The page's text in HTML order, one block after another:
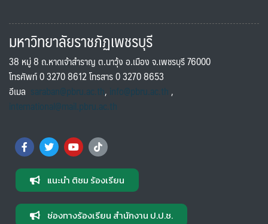
มหาวิทยาลัยราชภัฏเพชรบุรี
38 หมู่ 8 ถ.หาดเจ้าสำราญ ต.นาวุ้ง อ.เมือง จ.เพชรบุรี 76000
โทรศัพท์ 0 3270 8612 โทรสาร 0 3270 8653
อีเมล saraban@pbru.ac.th, info@pbru.ac.th,
international@mail.pbru.ac.th
แนะนำ ติชม ร้องเรียน
ช่องทางร้องเรียน สำนักงาน ป.ป.ช.